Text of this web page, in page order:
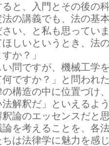
ると、入門とその後の
法の講義でも、法の基
い、と私も思ってい
しいというとき、法
か？」
い問ですが、機械工学
何ですか？」と問われ
の構造の中に位置づけ
法解釈だ」といえるよ
論のエッセンスだと
論を考えることを、各
は法律学に魅力を感